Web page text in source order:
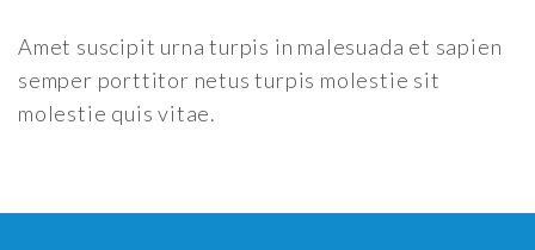
Amet suscipit urna turpis in malesuada et sapien
semper porttitor netus turpis molestie sit
molestie quis vitae.